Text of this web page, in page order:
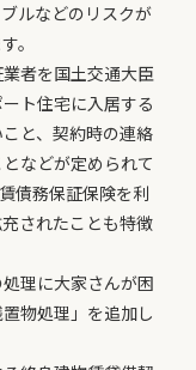
ルなどのリスクが
。
者を国土交通大臣
ト住宅に入居する
と、契約時の連絡
などが定められて
債務保証保険を利
されたことも特徴
理に大家さんが困
物処理」を追加し